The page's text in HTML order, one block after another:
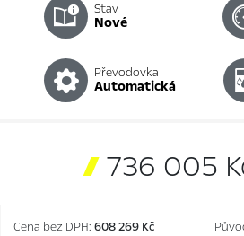
Stav
nové
Převodovka
automatická
736 005
Cena bez DPH: 608 269 Kč